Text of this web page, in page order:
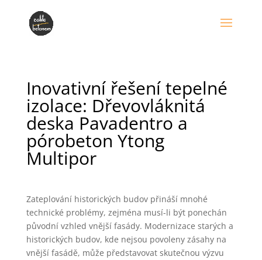
Inovativní řešení tepelné
izolace: Dřevovláknitá
deska Pavadentro a
pórobeton Ytong
Multipor
Zateplování historických budov přináší mnohé
technické problémy, zejména musí-li být ponechán
původní vzhled vnější fasády. Modernizace starých a
historických budov, kde nejsou povoleny zásahy na
vnější fasádě, může představovat skutečnou výzvu